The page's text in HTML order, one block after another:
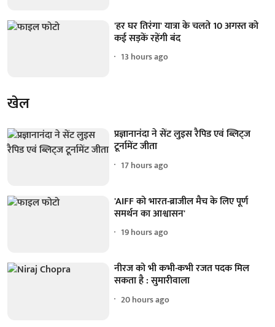
'हर घर तिरंगा' यात्रा के चलते 10 अगस्त को
कई सड़कें रहेंगी बंद
13 hours ago
खेल
प्रज्ञानानंदा ने सेंट लुइस रैपिड एवं ब्लिट्ज
टूर्नामेंट जीता
17 hours ago
'AIFF को भारत-ब्राजील मैच के लिए पूर्ण
समर्थन का आश्वासन'
19 hours ago
नीरज को भी कभी-कभी रजत पदक मिल
सकता है : सुमारीवाला
20 hours ago